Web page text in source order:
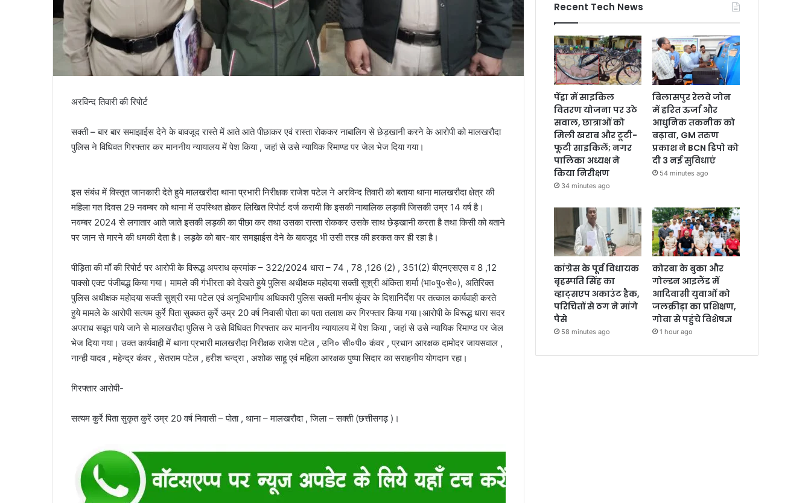
अरविन्द तिवारी की रिपोर्ट
सक्ती – बार बार समाझाईस देने के बावजूद रास्ते में आते आते पीछाकर एवं रास्ता रोककर नाबालिग से छेड़खानी करने के आरोपी को मालखरौदा
पुलिस ने विधिवत गिरफ्तार कर माननीय न्यायालय में पेश किया , जहां से उसे न्यायिक रिमाण्ड पर जेल भेज दिया गया।
इस संबंध में विस्तृत जानकारी देते हुये मालखरौदा थाना प्रभारी निरीक्षक राजेश पटेल ने अरविन्द तिवारी को बताया थाना मालखरौदा क्षेत्र की
महिला गत दिवस 29 नवम्बर को थाना में उपस्थित होकर लिखित रिपोर्ट दर्ज करायी कि इसकी नाबालिक लड़की जिसकी उम्र 14 वर्ष है।
नवम्बर 2024 से लगातार आते जाते इसकी लड़की का पीछा कर तथा उसका रास्ता रोककर उसके साथ छेड़खानी करता है तथा किसी को बताने
पर जान से मारने की धमकी देता है। लड़के को बार-बार समझाईस देने के बावजूद भी उसी तरह की हरकत कर ही रहा है।
पीड़िता की माँ की रिपोर्ट पर आरोपी के विरूद्ध अपराध क्रमांक – 322/2024 धारा – 74 , 78 ,126 (2) , 351(2) बीएनएसएस व 8 ,12
पाक्सो एक्ट पंजीबद्ध किया गया। मामले की गंभीरता को देखते हुये पुलिस अधीक्षक महोदया सक्ती सुश्री अंकिता शर्मा (भा०पु०से०), अतिरिक्त
पुलिस अधीक्षक महोदया सक्ती सुश्री रमा पटेल एवं अनुविभागीय अधिकारी पुलिस सक्ती मनीष कुंवर के दिशानिर्देश पर तत्काल कार्यवाही करते
हुये मामले के आरोपी सत्यम कुर्रे पिता सुक्कत कुर्रे उम्र 20 वर्ष निवासी पोता का पता तलाश कर गिरफ्तार किया गया।आरोपी के विरूद्ध धारा सदर
अपराध सबूत पाये जाने से मालखरौदा पुलिस ने उसे विधिवत गिरफ्तार कर माननीय न्यायालय में पेश किया , जहां से उसे न्यायिक रिमाण्ड पर जेल
भेज दिया गया। उक्त कार्यवाही में थाना प्रभारी मालखरौदा निरीक्षक राजेश पटेल , उनि० सी०पी० कंवर , प्रधान आरक्षक दामोदर जायसवाल ,
नान्ही यादव , महेन्द्र कंवर , सेतराम पटेल , हरीश चन्द्रा , अशोक साहू एवं महिला आरक्षक पुष्पा सिदार का सराहनीय योगदान रहा।
गिरफ्तार आरोपी-
सत्यम कुर्रे पिता सुकृत कुरें उम्र 20 वर्ष निवासी – पोता , थाना – मालखरौदा , जिला – सक्ती (छत्तीसगढ़ )।
Recent Tech News
पेंड्रा में साइकिल
वितरण योजना पर उठे
सवाल, छात्राओं को
मिली खराब और टूटी-
फूटी साइकिलें; नगर
पालिका अध्यक्ष ने
किया निरीक्षण
34 minutes ago
बिलासपुर रेलवे जोन
में हरित ऊर्जा और
आधुनिक तकनीक को
बढ़ावा, GM तरुण
प्रकाश ने BCN डिपो को
दी 3 नई सुविधाएं
54 minutes ago
कांग्रेस के पूर्व विधायक
बृहस्पति सिंह का
व्हाट्सएप अकाउंट हैक,
परिचितों से ठग ने मांगे
पैसे
58 minutes ago
कोरबा के बुका और
गोल्डन आइलैंड में
आदिवासी युवाओं को
जलक्रीड़ा का प्रशिक्षण,
गोवा से पहुंचे विशेषज्ञ
1 hour ago